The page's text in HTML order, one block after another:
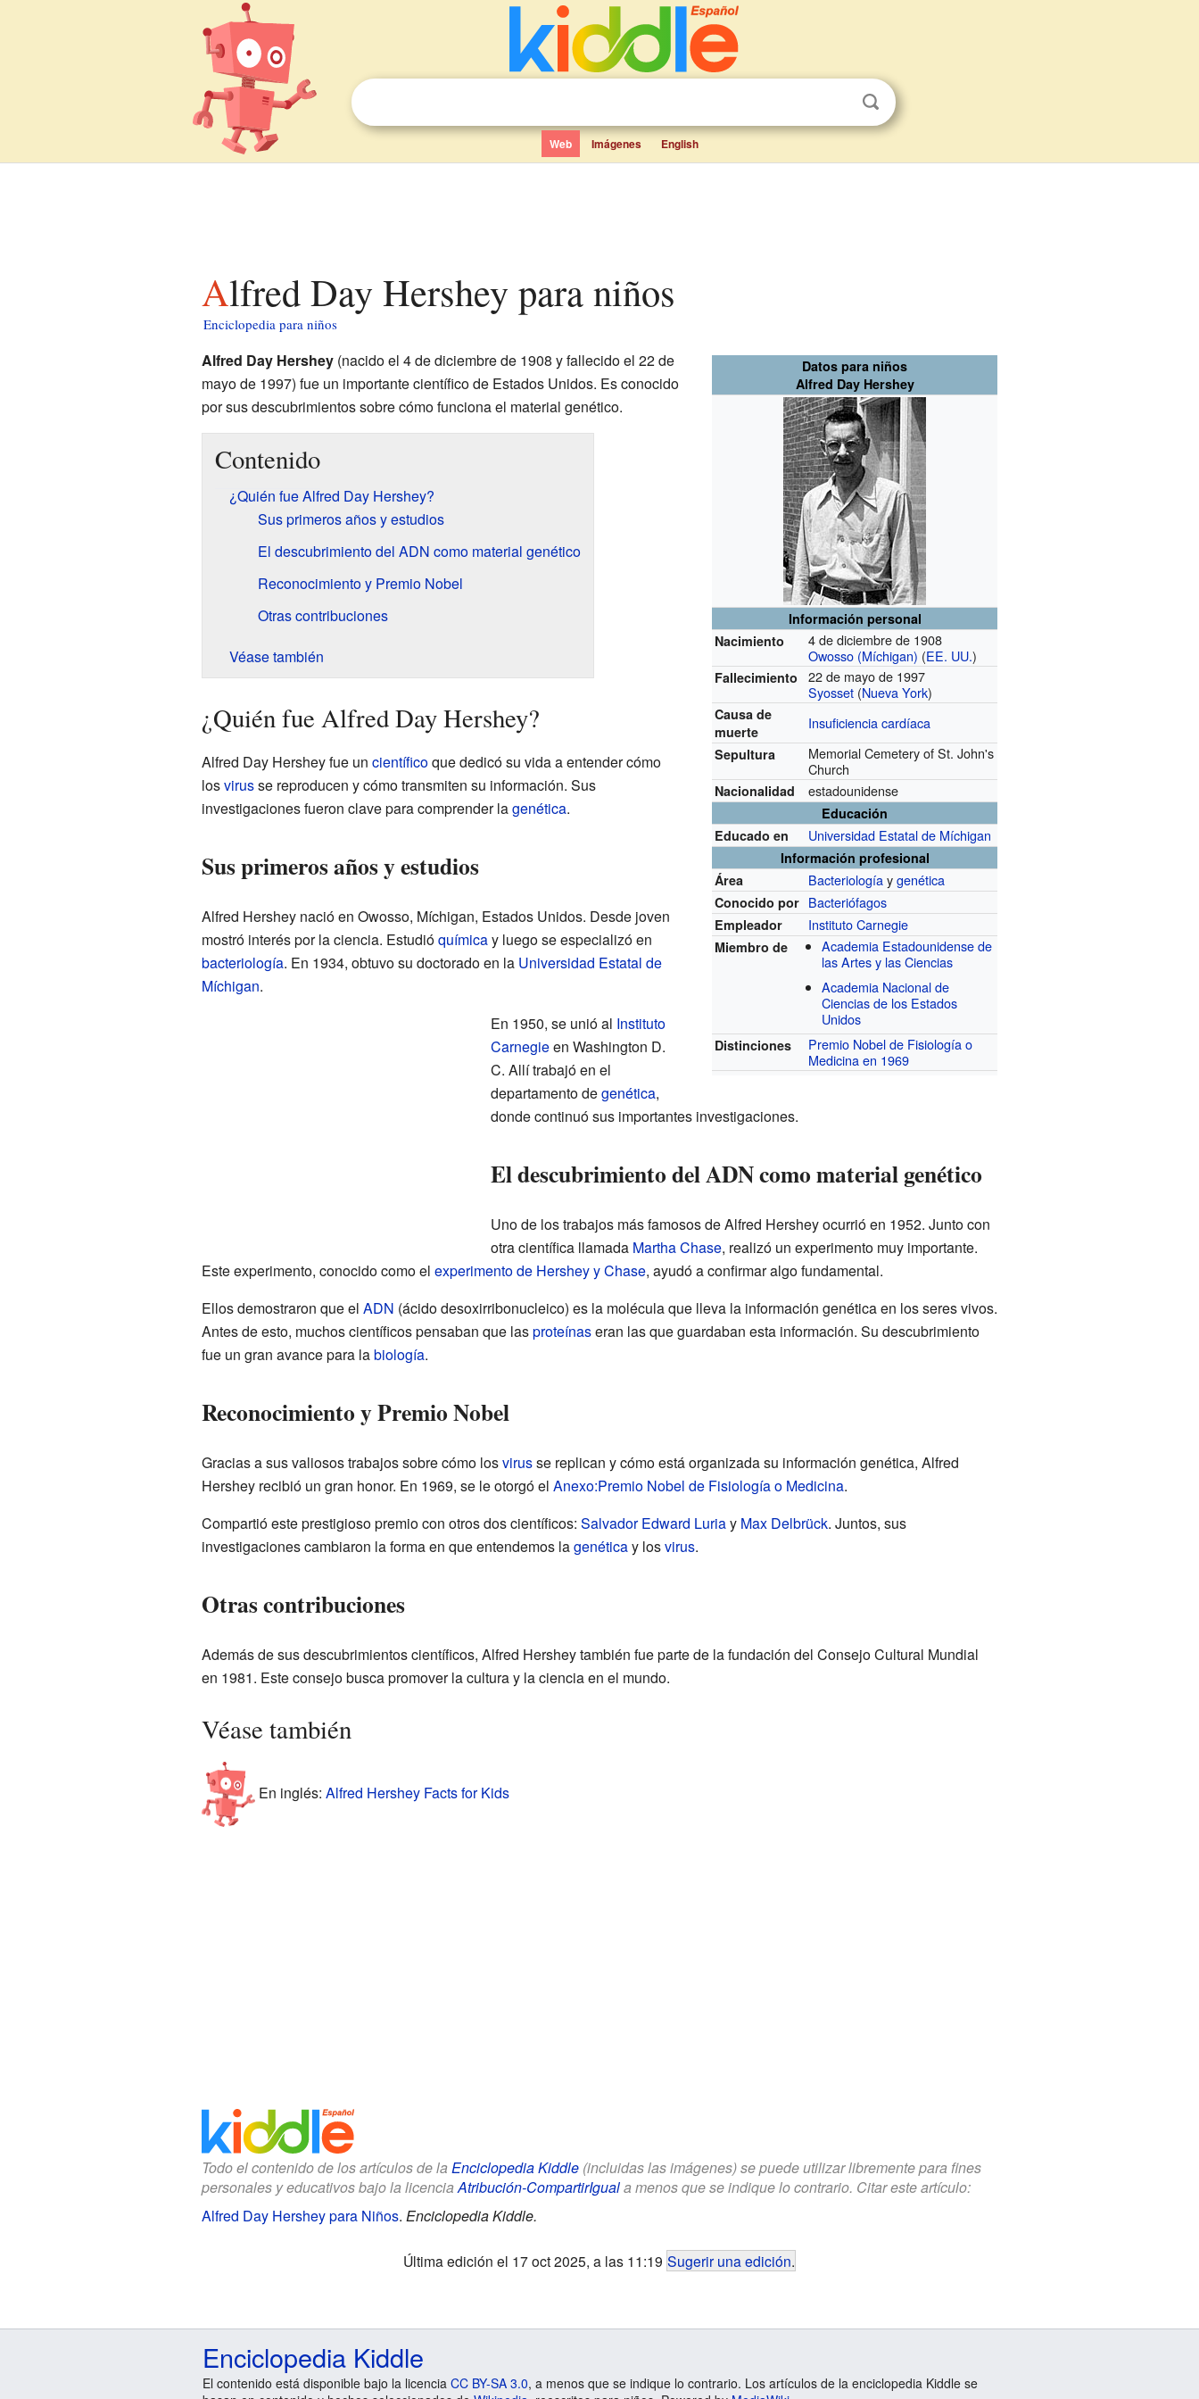
Web Imágenes English
Alfred Day Hershey para niños
Enciclopedia para niños
Datos para niños
Alfred Day Hershey
Información personal
Nacimiento
4 de diciembre de 1908
Owosso (Míchigan) (EE. UU.)
Fallecimiento
22 de mayo de 1997
Syosset (Nueva York)
Causa de
muerte
Insuficiencia cardíaca
Sepultura
Memorial Cemetery of St. John's
Church
Nacionalidad estadounidense
Educación
Educado en
Universidad Estatal de Míchigan
Información profesional
Área
Bacteriologíaygenética
Conocido por Bacteriófagos
Empleador Instituto Carnegie
Miembro de
Academia Estadounidense de
las Artes y las Ciencias
Academia Nacional de
Ciencias de los Estados
Unidos
Distinciones
Premio Nobel de Fisiología o
Medicina en 1969
Alfred Day Hershey(nacido el 4 de diciembre de 1908 y fallecido el 22 de
mayo de 1997) fue un importante científico de Estados Unidos. Es conocido
por sus descubrimientos sobre cómo funciona el material genético.
Contenido
¿Quién fue Alfred Day Hershey?
Sus primeros años y estudios
El descubrimiento del ADN como material genético
Reconocimiento y Premio Nobel
Otras contribuciones
Véase también
¿Quién fue Alfred Day Hershey?
Alfred Day Hershey fue un científicoque dedicó su vida a entender cómo
losvirusse reproducen y cómo transmiten su información. Sus
investigaciones fueron clave para comprender lagenética.
Sus primeros años y estudios
Alfred Hershey nació en Owosso, Míchigan, Estados Unidos. Desde joven
mostró interés por la ciencia. Estudióquímicay luego se especializó en
bacteriología. En 1934, obtuvo su doctorado en la Universidad Estatal de
Míchigan.
En 1950, se unió al Instituto
Carnegieen Washington D.
C. Allí trabajó en el
departamento degenética,
donde continuó sus importantes investigaciones.
El descubrimiento del ADN como material genético
Uno de los trabajos más famosos de Alfred Hershey ocurrió en 1952. Junto con
otra científica llamada Martha Chase, realizó un experimento muy importante.
Este experimento, conocido como el experimento de Hershey y Chase, ayudó a confirmar algo fundamental.
Ellos demostraron que el ADN (ácido desoxirribonucleico) es la molécula que lleva la información genética en los seres vivos.
Antes de esto, muchos científicos pensaban que lasproteínaseran las que guardaban esta información. Su descubrimiento
fue un gran avance para labiología.
Reconocimiento y Premio Nobel
Gracias a sus valiosos trabajos sobre cómo losvirusse replican y cómo está organizada su información genética, Alfred
Hershey recibió un gran honor. En 1969, se le otorgó el Anexo:Premio Nobel de Fisiología o Medicina.
Compartió este prestigioso premio con otros dos científicos: Salvador Edward Luriay Max Delbrück. Juntos, sus
investigaciones cambiaron la forma en que entendemos lagenéticay losvirus.
Otras contribuciones
Además de sus descubrimientos científicos, Alfred Hershey también fue parte de la fundación del Consejo Cultural Mundial
en 1981. Este consejo busca promover la cultura y la ciencia en el mundo.
Véase también
En inglés: Alfred Hershey Facts for Kids
Todo el contenido de los artículos de la Enciclopedia Kiddle(incluidas las imágenes) se puede utilizar libremente para fines
personales y educativos bajo la licenciaAtribución-CompartirIguala menos que se indique lo contrario. Citar este artículo:
Alfred Day Hershey para Niños. Enciclopedia Kiddle.
Última edición el 17 oct 2025, a las 11:19 Sugerir una edición.
Enciclopedia Kiddle
El contenido está disponible bajo la licencia CC BY-SA 3.0, a menos que se indique lo contrario. Los artículos de la enciclopedia Kiddle se